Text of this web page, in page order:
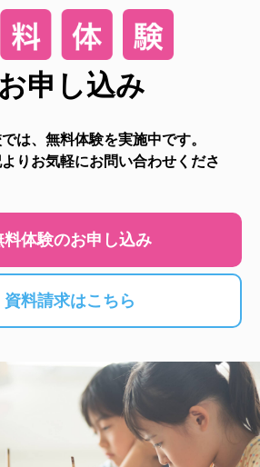
申し込み
は、無料体験を実施中です。
りお気軽にお問い合わせくださ
料体験のお申し込み
資料請求はこちら